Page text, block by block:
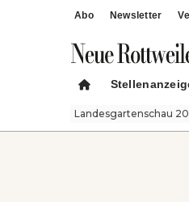
Abo Newsletter
Landesgartenschau